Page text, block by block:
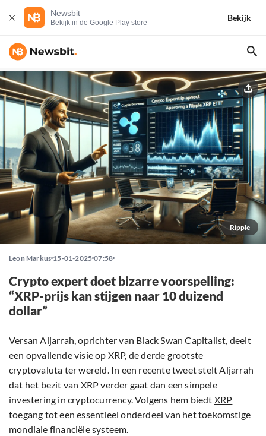
Newsbit
Bekijk in de Google Play store
Bekijk
Ripple
Leon Markus 15-01-2025 07:58
Crypto expert doet bizarre voorspelling:
“XRP-prijs kan stijgen naar 10 duizend
dollar”
Versan Aljarrah, oprichter van Black Swan Capitalist, deelt
een opvallende visie op XRP, de derde grootste
cryptovaluta ter wereld. In een recente tweet stelt Aljarrah
dat het bezit van XRP verder gaat dan een simpele
investering in cryptocurrency. Volgens hem biedt XRP
toegang tot een essentieel onderdeel van het toekomstige
mondiale financiële systeem.